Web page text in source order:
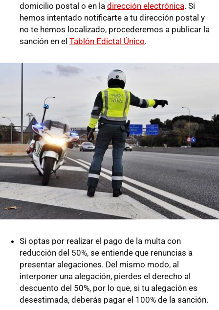
domicilio postal o en la dirección electrónica. Si
hemos intentado notificarte a tu dirección postal y
no te hemos localizado, procederemos a publicar la
sanción en el Tablón Edictal Único.
Si optas por realizar el pago de la multa con
reducción del 50%, se entiende que renuncias a
presentar alegaciones. Del mismo modo, al
interponer una alegación, pierdes el derecho al
descuento del 50%, por lo que, si tu alegación es
desestimada, deberás pagar el 100% de la sanción.